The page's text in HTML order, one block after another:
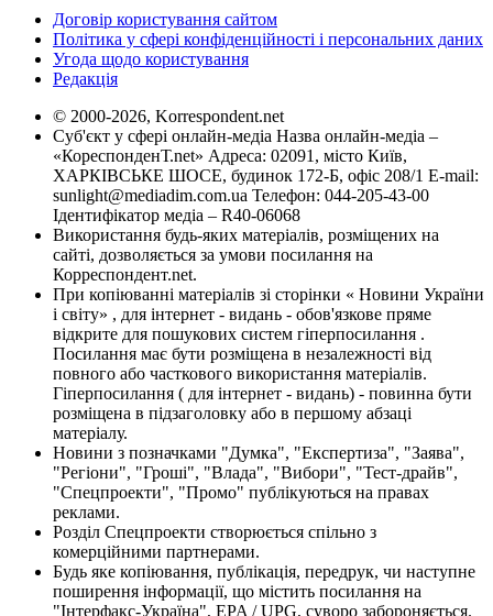
Договір користування сайтом
Політика у сфері конфіденційності і персональних даних
Угода щодо користування
Редакція
© 2000-2026, Korrespondent.net
Суб'єкт у сфері онлайн-медіа Назва онлайн-медіа –
«КореспонденТ.net» Адреса: 02091, місто Київ,
ХАРКІВСЬКЕ ШОСЕ, будинок 172-Б, офіс 208/1 E-mail:
sunlight@mediadim.com.ua Телефон: 044-205-43-00
Ідентифікатор медіа – R40-06068
Використання будь-яких матеріалів, розміщених на
сайті, дозволяється за умови посилання на
Корреспондент.net.
При копіюванні матеріалів зі сторінки « Новини України
і світу» , для інтернет - видань - обов'язкове пряме
відкрите для пошукових систем гіперпосилання .
Посилання має бути розміщена в незалежності від
повного або часткового використання матеріалів.
Гіперпосилання ( для інтернет - видань) - повинна бути
розміщена в підзаголовку або в першому абзаці
матеріалу.
Новини з позначками "Думка", "Експертиза", "Заява",
"Регіони", "Гроші", "Влада", "Вибори", "Тест-драйв",
"Спецпроекти", "Промо" публікуються на правах
реклами.
Розділ Спецпроекти створюється спільно з
комерційними партнерами.
Будь яке копіювання, публікація, передрук, чи наступне
поширення інформації, що містить посилання на
"Інтерфакс-Україна", EPA / UPG, суворо забороняється.